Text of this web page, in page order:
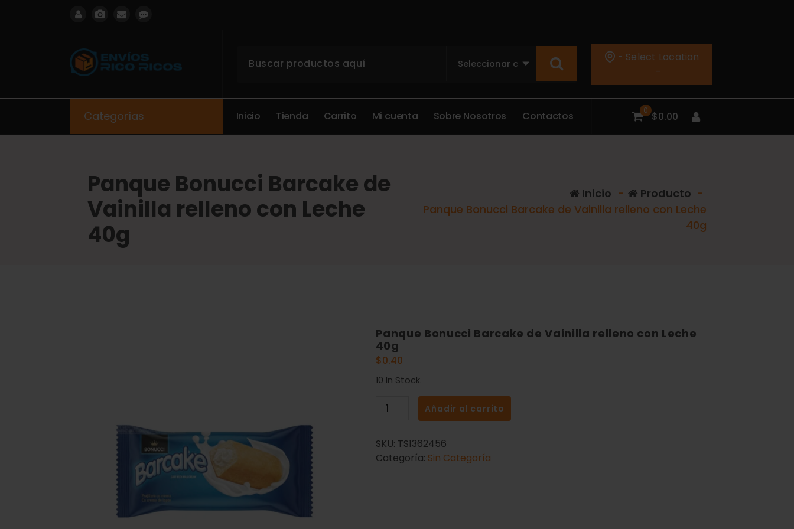
- Select Location
-
Categorías Inicio Tienda Carrito Mi cuenta Sobre Nosotros Contactos 0 $0.00
Panque Bonucci Barcake de
Vainilla relleno con Leche
40g
Inicio - Producto -
Panque Bonucci Barcake de Vainilla relleno con Leche
40g
Panque Bonucci Barcake de Vainilla relleno con Leche
40g
$0.40
10 In Stock.
Añadir al carrito
SKU: TS1362456
Categoría: Sin Categoría